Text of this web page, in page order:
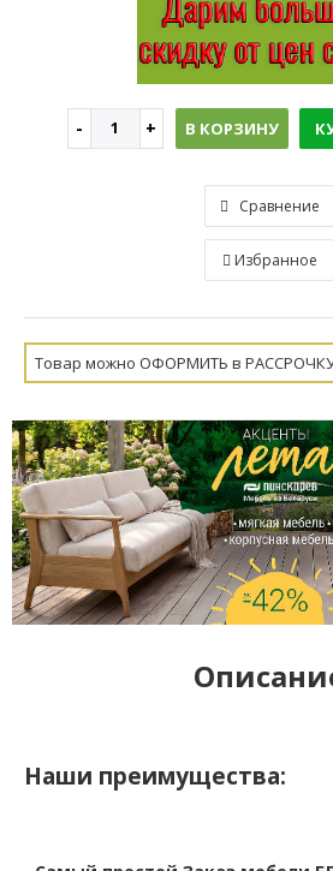
В КОРЗИНУ
Сравнение
Избранное
Товар можно ОФОРМИТЬ в
Наши преимущества: